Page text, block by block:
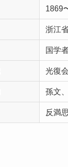
1869
浙江
国学
光復
孫文
反満